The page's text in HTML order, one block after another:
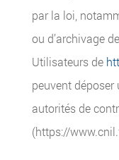
par la loi,
ou d’archivage
Utilisateurs de
peuvent
autorités de
(https://